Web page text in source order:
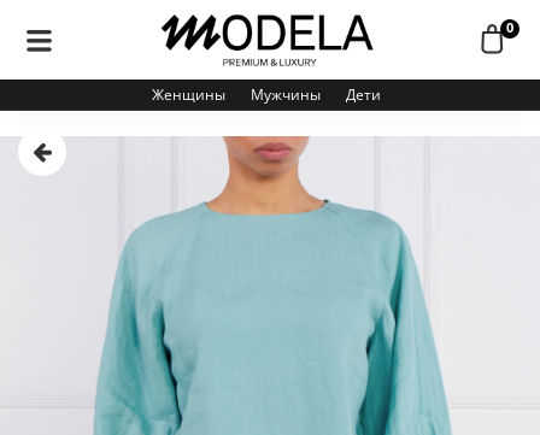
0
Женщины Мужчины Дети